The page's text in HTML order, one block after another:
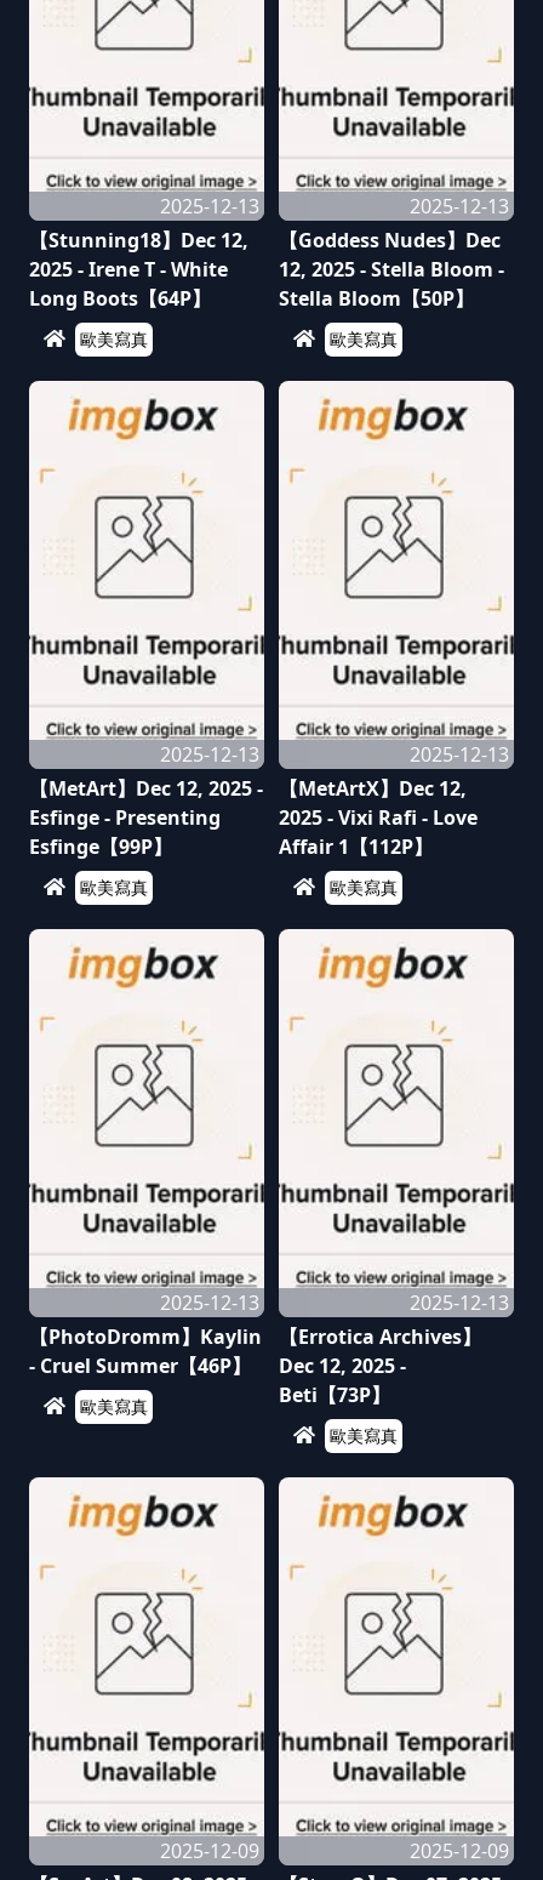
2025-12-13
【Stunning18】Dec 12,
2025 - Irene T - White
Long Boots【64P】
歐美寫真
2025-12-13
【Goddess Nudes】Dec
12, 2025 - Stella Bloom -
Stella Bloom【50P】
歐美寫真
2025-12-13
【MetArt】Dec 12, 2025 -
Esfinge - Presenting
Esfinge【99P】
歐美寫真
2025-12-13
【MetArtX】Dec 12,
2025 - Vixi Rafi - Love
Affair 1【112P】
歐美寫真
2025-12-13
【PhotoDromm】Kaylin
- Cruel Summer【46P】
歐美寫真
2025-12-13
【Errotica Archives】
Dec 12, 2025 -
Beti【73P】
歐美寫真
2025-12-09
2025-12-09